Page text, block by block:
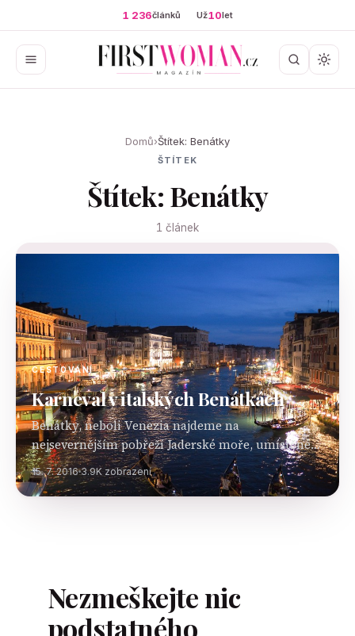
1 236článků Už10let
Domů›Štítek: Benátky
ŠTÍTEK
Štítek: Benátky
1 článek
CESTOVÁNÍ
Karneval v italských Benátkách
Benátky, neboli Venezia najdeme na
nejsevernějším pobřeží Jaderské moře, umístěné
mezi lagunami. Ve městě žije více něž 271 000
obyvatel. Přelom konce února a začátku března je
časem masopustu a…
15. 7. 2016 3.9K zobrazení
Nezmeškejte nic
podstatného